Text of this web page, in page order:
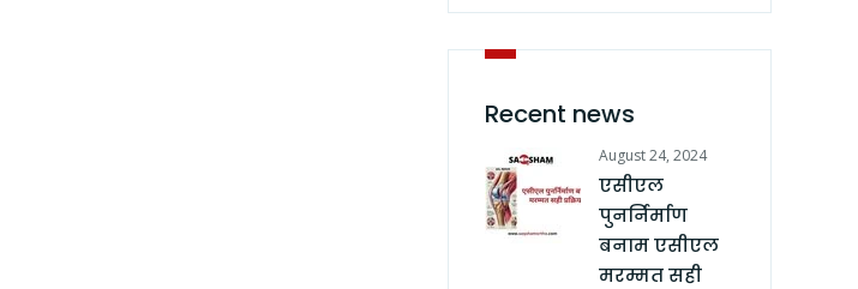
Recent news
August 24, 2024
एसीएल
पुनर्निर्माण
बनाम एसीएल
मरम्मत सही